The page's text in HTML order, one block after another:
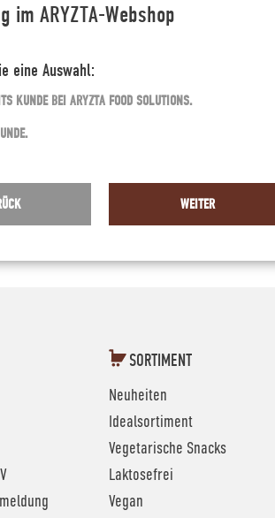
im ARYZTA-Webshop
eine Auswahl:
KUNDE BEI ARYZTA FOOD SOLUTIONS.
WEITER
SORTIMENT
Neuheiten
Idealsortiment
Vegetarische Snacks
Laktosefrei
Vegan